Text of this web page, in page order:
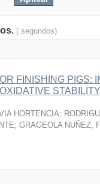
( segundos)
FINISHING PIGS:
HORTENCIA;
; GRAGEOLA NUÑEZ,